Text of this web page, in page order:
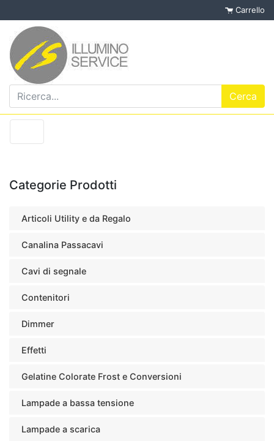
Carrello
Categorie Prodotti
Articoli Utility e da Regalo
Canalina Passacavi
Cavi di segnale
Contenitori
Dimmer
Effetti
Gelatine Colorate Frost e Conversioni
Lampade a bassa tensione
Lampade a scarica